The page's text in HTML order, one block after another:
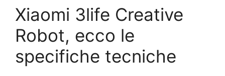
Xiaomi 3life Creative
Robot, ecco le
specifiche tecniche